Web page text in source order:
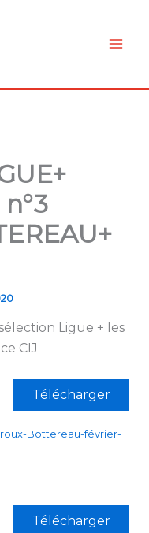
Ligue + les
CIJ
Télécharger
Bottereau-février-
Télécharger